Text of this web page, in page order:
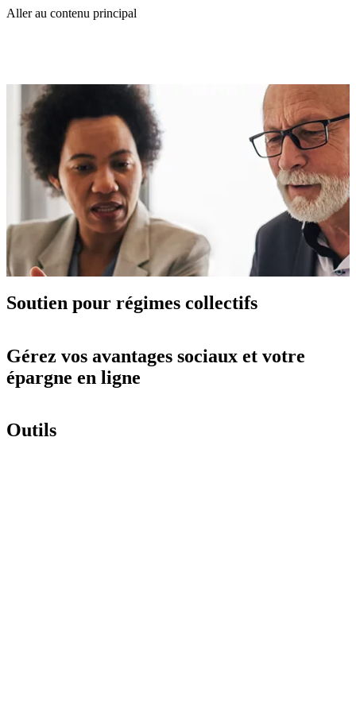
Aller au contenu principal
Soutien pour régimes collectifs
Gérez vos avantages sociaux et votre
épargne en ligne
Outils